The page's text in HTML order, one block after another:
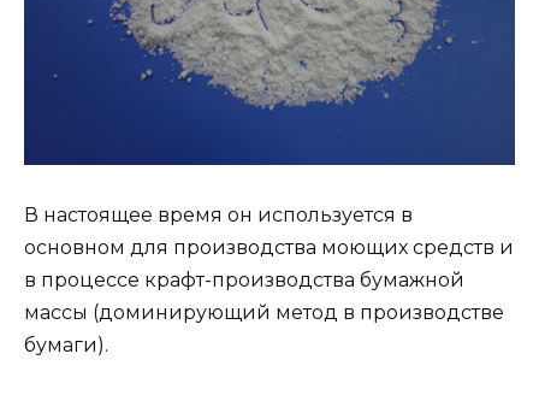
В настоящее время он используется в
основном для производства моющих средств и
в процессе крафт-производства бумажной
массы (доминирующий метод в производстве
бумаги).